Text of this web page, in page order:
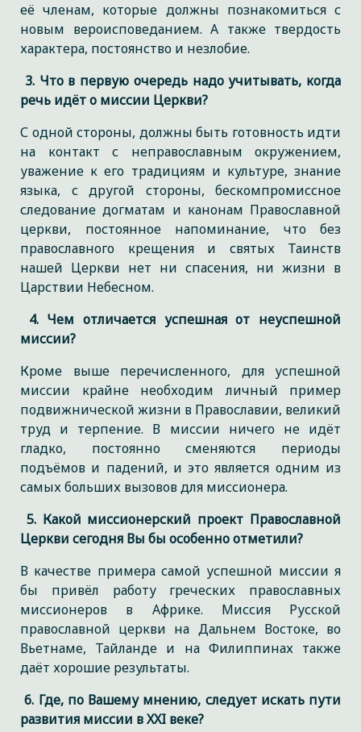
её членам, которые должны познакомиться с
новым вероисповеданием. А также твердость
характера, постоянство и незлобие.
3. Что в первую очередь надо учитывать, когда
речь идёт о миссии Церкви?
С одной стороны, должны быть готовность идти
на контакт с неправославным окружением,
уважение к его традициям и культуре, знание
языка, с другой стороны, бескомпромиссное
следование догматам и канонам Православной
церкви, постоянное напоминание, что без
православного крещения и святых Таинств
нашей Церкви нет ни спасения, ни жизни в
Царствии Небесном.
4. Чем отличается успешная от неуспешной
миссии?
Кроме выше перечисленного, для успешной
миссии крайне необходим личный пример
подвижнической жизни в Православии, великий
труд и терпение. В миссии ничего не идёт
гладко, постоянно сменяются периоды
подъёмов и падений, и это является одним из
самых больших вызовов для миссионера.
5. Какой миссионерский проект Православной
Церкви сегодня Вы бы особенно отметили?
В качестве примера самой успешной миссии я
бы привёл работу греческих православных
миссионеров в Африке. Миссия Русской
православной церкви на Дальнем Востоке, во
Вьетнаме, Тайланде и на Филиппинах также
даёт хорошие результаты.
6. Где, по Вашему мнению, следует искать пути
развития миссии в XXI веке?